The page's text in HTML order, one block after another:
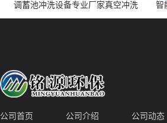
调蓄池冲洗设备专业厂家真空冲洗
装置厂家青岛铭源环保减少堵塞设
智
公司首页 公司介绍 公司动态